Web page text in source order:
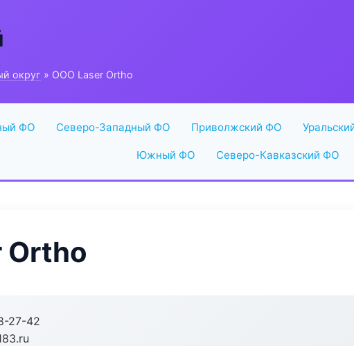
округ » ООО Laser Ortho
ФО Северо-Западный ФО Приволжский ФО
Южный ФО Северо-Кавказский ФО
27-42